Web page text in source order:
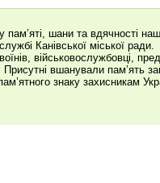
пам’яті, шани та вдячності
Канівської міської ради.
військовослужбовці,
вшанували пам’ять
знаку захисникам